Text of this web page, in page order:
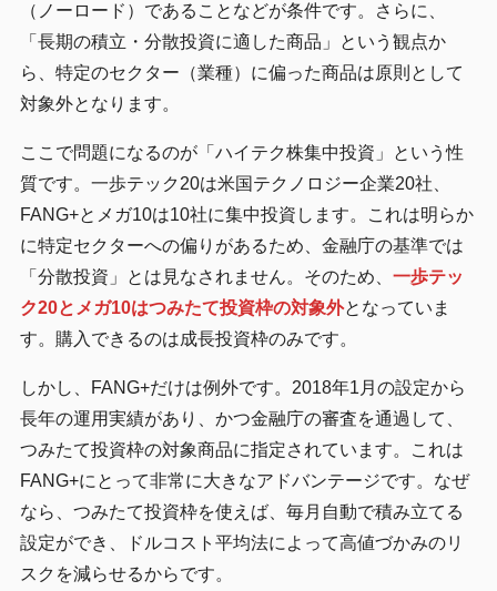
（ノーロード）であることなどが条件です。さらに、
「長期の積立・分散投資に適した商品」という観点か
ら、特定のセクター（業種）に偏った商品は原則として
対象外となります。
ここで問題になるのが「ハイテク株集中投資」という性
質です。一歩テック20は米国テクノロジー企業20社、
FANG+とメガ10は10社に集中投資します。これは明らか
に特定セクターへの偏りがあるため、金融庁の基準では
「分散投資」とは見なされません。そのため、 一歩テッ
ク20とメガ10はつみたて投資枠の対象外となっていま
す。購入できるのは成長投資枠のみです。
しかし、FANG+だけは例外です。2018年1月の設定から
長年の運用実績があり、かつ金融庁の審査を通過して、
つみたて投資枠の対象商品に指定されています。これは
FANG+にとって非常に大きなアドバンテージです。なぜ
なら、つみたて投資枠を使えば、毎月自動で積み立てる
設定ができ、ドルコスト平均法によって高値づかみのリ
スクを減らせるからです。